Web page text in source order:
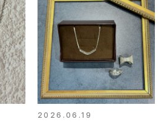
2026.06.19